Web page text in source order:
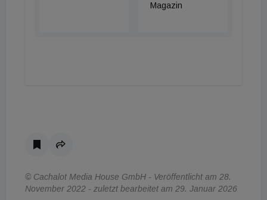
Magazin
© Cachalot Media House GmbH - Veröffentlicht am 28.
November 2022 - zuletzt bearbeitet am 29. Januar 2026